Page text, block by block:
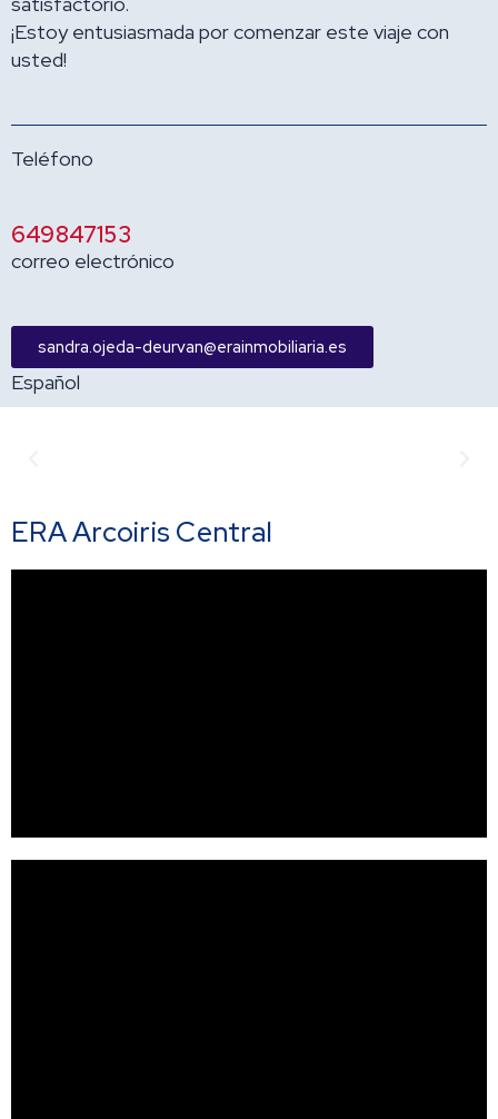
¡Estoy entusiasmada por comenzar este viaje con
usted!
Teléfono
649847153
correo electrónico
sandra.ojeda-deurvan@erainmobiliaria.es
Español
ERA Arcoiris Central